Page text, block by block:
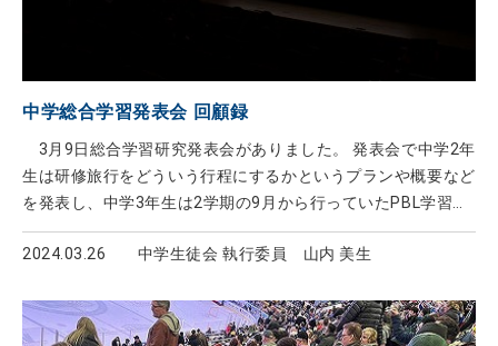
中学総合学習発表会 回顧録
3月9日総合学習研究発表会がありました。 発表会で中学2年
生は研修旅行をどういう行程にするかというプランや概要など
を発表し、中学3年生は2学期の9月から行っていたPBL学習の
代表チームの発表をしました。 PBLでは半年間週1回の授業
が水曜日にあり、時期の前半では練習として与えられたテーマ
ました。後半では自分たちの興味を持ったテーマに分かれ、そ
れについて実際に自分たちで考え企画していくという授業をし
2024.03.26 中学生徒会 執行委員 山内 美生